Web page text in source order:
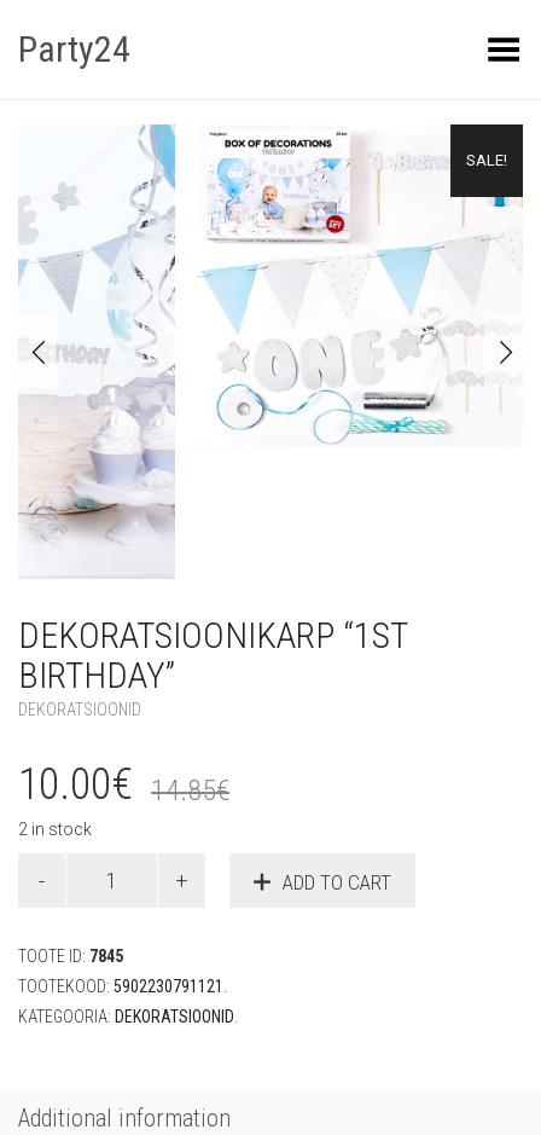
Party24 Kuva menüü
SALE!
DEKORATSIOONIKARP “1ST
BIRTHDAY”
DEKORATSIOONID
14.85€
10.00€
2 in stock
"1st
ADD TO CART
TOOTE ID: 7845
TOOTEKOOD: 5902230791121 .
KATEGOORIA: DEKORATSIOONID.
Additional information